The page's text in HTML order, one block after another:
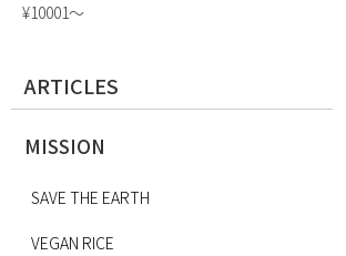
¥10001〜
ARTICLES
MISSION
SAVE THE EARTH
VEGAN RICE